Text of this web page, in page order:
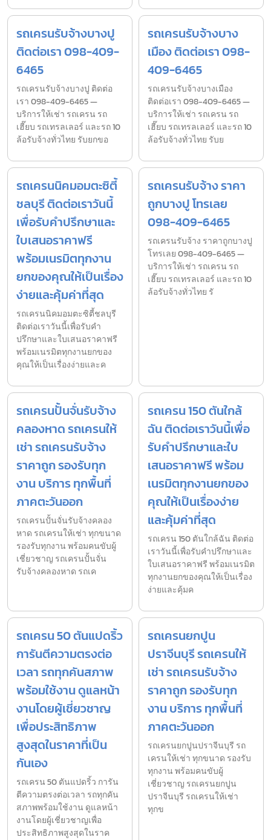
รถเครนรับจ้างบางปู
ติดต่อเรา 098-409-
6465
รถเครนรับจ้างบางปู ติดต่อ
เรา 098-409-6465 —
บริการให้เช่า รถเครน รถ
เฮี๊ยบ รถเทรลเลอร์ และรถ 10
ล้อรับจ้างทั่วไทย รับยกขอ
รถเครนรับจ้างบาง
เมือง ติดต่อเรา 098-
409-6465
รถเครนรับจ้างบางเมือง
ติดต่อเรา 098-409-6465 —
บริการให้เช่า รถเครน รถ
เฮี๊ยบ รถเทรลเลอร์ และรถ 10
ล้อรับจ้างทั่วไทย รับย
รถเครนนิคมอมตะซิตี้
ชลบุรี ติดต่อเราวันนี้
เพื่อรับคำปรึกษาและ
ใบเสนอราคาฟรี
พร้อมเนรมิตทุกงาน
ยกของคุณให้เป็นเรื่อง
ง่ายและคุ้มค่าที่สุด
รถเครนนิคมอมตะซิตี้ชลบุรี
ติดต่อเราวันนี้เพื่อรับคำ
ปรึกษาและใบเสนอราคาฟรี
พร้อมเนรมิตทุกงานยกของ
คุณให้เป็นเรื่องง่ายและค
รถเครนรับจ้าง ราคา
ถูกบางปู โทรเลย
098-409-6465
รถเครนรับจ้าง ราคาถูกบางปู
โทรเลย 098-409-6465 —
บริการให้เช่า รถเครน รถ
เฮี๊ยบ รถเทรลเลอร์ และรถ 10
ล้อรับจ้างทั่วไทย รั
รถเครนปั้นจั่นรับจ้าง
คลองหาด รถเครนให้
เช่า รถเครนรับจ้าง
ราคาถูก รองรับทุก
งาน บริการ ทุกพื้นที่
ภาคตะวันออก
รถเครนปั้นจั่นรับจ้างคลอง
หาด รถเครนให้เช่า ทุกขนาด
รองรับทุกงาน พร้อมคนขับผู้
เชี่ยวชาญ รถเครนปั้นจั่น
รับจ้างคลองหาด รถเค
รถเครน 150 ตันใกล้
ฉัน ติดต่อเราวันนี้เพื่อ
รับคำปรึกษาและใบ
เสนอราคาฟรี พร้อม
เนรมิตทุกงานยกของ
คุณให้เป็นเรื่องง่าย
และคุ้มค่าที่สุด
รถเครน 150 ตันใกล้ฉัน ติดต่อ
เราวันนี้เพื่อรับคำปรึกษาและ
ใบเสนอราคาฟรี พร้อมเนรมิต
ทุกงานยกของคุณให้เป็นเรื่อง
ง่ายและคุ้มค
รถเครน 50 ตันแปดริ้ว
การันตีความตรงต่อ
เวลา รถทุกคันสภาพ
พร้อมใช้งาน ดูแลหน้า
งานโดยผู้เชี่ยวชาญ
เพื่อประสิทธิภาพ
สูงสุดในราคาที่เป็น
กันเอง
รถเครน 50 ตันแปดริ้ว การัน
ตีความตรงต่อเวลา รถทุกคัน
สภาพพร้อมใช้งาน ดูแลหน้า
งานโดยผู้เชี่ยวชาญเพื่อ
ประสิทธิภาพสูงสุดในราค
รถเครนยกปูน
ปราจีนบุรี รถเครนให้
เช่า รถเครนรับจ้าง
ราคาถูก รองรับทุก
งาน บริการ ทุกพื้นที่
ภาคตะวันออก
รถเครนยกปูนปราจีนบุรี รถ
เครนให้เช่า ทุกขนาด รองรับ
ทุกงาน พร้อมคนขับผู้
เชี่ยวชาญ รถเครนยกปูน
ปราจีนบุรี รถเครนให้เช่า
ทุกข